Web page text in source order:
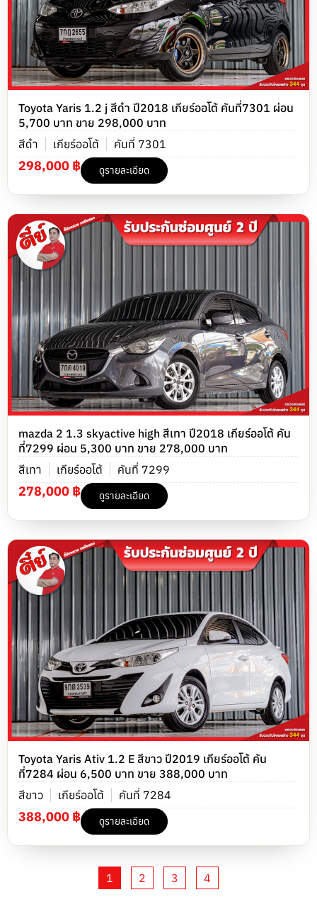
Toyota Yaris 1.2 j สีดำ ปี2018 เกียร์ออโต้ คันที่7301 ผ่อน
5,700 บาท ขาย 298,000 บาท
สีดำ
เกียร์ออโต้ คันที่ 7301
298,000 ฿ ดูรายละเอียด
mazda 2 1.3 skyactive high สีเทา ปี2018 เกียร์ออโต้ คัน
ที่7299 ผ่อน 5,300 บาท ขาย 278,000 บาท
สีเทา
เกียร์ออโต้ คันที่ 7299
278,000 ฿ ดูรายละเอียด
Toyota Yaris Ativ 1.2 E สีขาว ปี2019 เกียร์ออโต้ คัน
ที่7284 ผ่อน 6,500 บาท ขาย 388,000 บาท
สีขาว
เกียร์ออโต้ คันที่ 7284
388,000 ฿ ดูรายละเอียด
1 2 3 4